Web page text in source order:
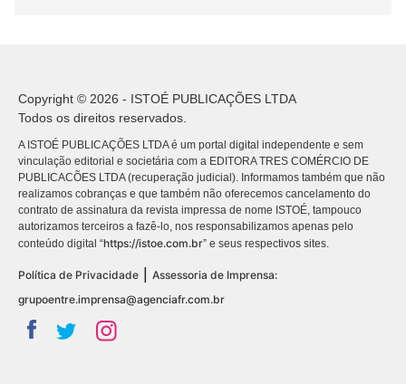
Copyright © 2026 - ISTOÉ PUBLICAÇÕES LTDA
Todos os direitos reservados.
A ISTOÉ PUBLICAÇÕES LTDA é um portal digital independente e sem
vinculação editorial e societária com a EDITORA TRES COMÉRCIO DE
PUBLICACÕES LTDA (recuperação judicial). Informamos também que não
realizamos cobranças e que também não oferecemos cancelamento do
contrato de assinatura da revista impressa de nome ISTOÉ, tampouco
autorizamos terceiros a fazê-lo, nos responsabilizamos apenas pelo
conteúdo digital “https://istoe.com.br” e seus respectivos sites.
Política de Privacidade
Assessoria de Imprensa:
grupoentre.imprensa@agenciafr.com.br